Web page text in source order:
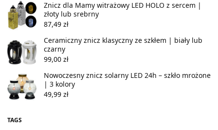
Znicz dla Mamy witrażowy LED HOLO z sercem |
złoty lub srebrny
87,49 zł
Ceramiczny znicz klasyczny ze szkłem | biały lub
czarny
99,00 zł
Nowoczesny znicz solarny LED 24h – szkło mrożone
| 3 kolory
49,99 zł
TAGS